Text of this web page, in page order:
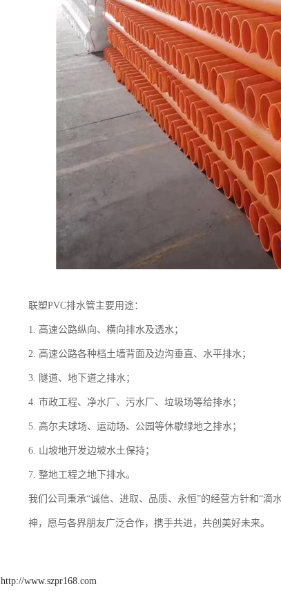
联塑PVC排水管主要用途：
1. 高速公路纵向、横向排水及透水；
2. 高速公路各种档土墙背面及边沟垂直、水平排水；
3. 隧道、地下道之排水；
4. 市政工程、净水厂、污水厂、垃圾场等给排水；
5. 高尔夫球场、运动场、公园等休歇绿地之排水；
6. 山坡地开发边坡水土保持；
7. 整地工程之地下排水。
我们公司秉承“诚信、进取、品质、永恒”的经营方针和“滴
神，愿与各界朋友广泛合作，携手共进，共创美好未来。
http://www.szpr168.com